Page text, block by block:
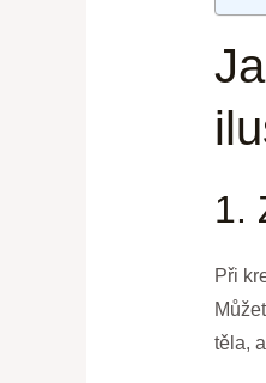
1.
Při
těla,